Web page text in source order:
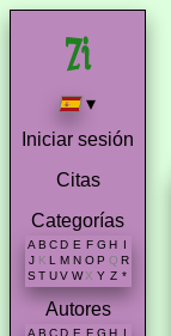
▾
Iniciar sesión
Citas
Categorías
A B C D E F G H I
J K L M N O P Q R
S T U V W X Y Z *
Autores